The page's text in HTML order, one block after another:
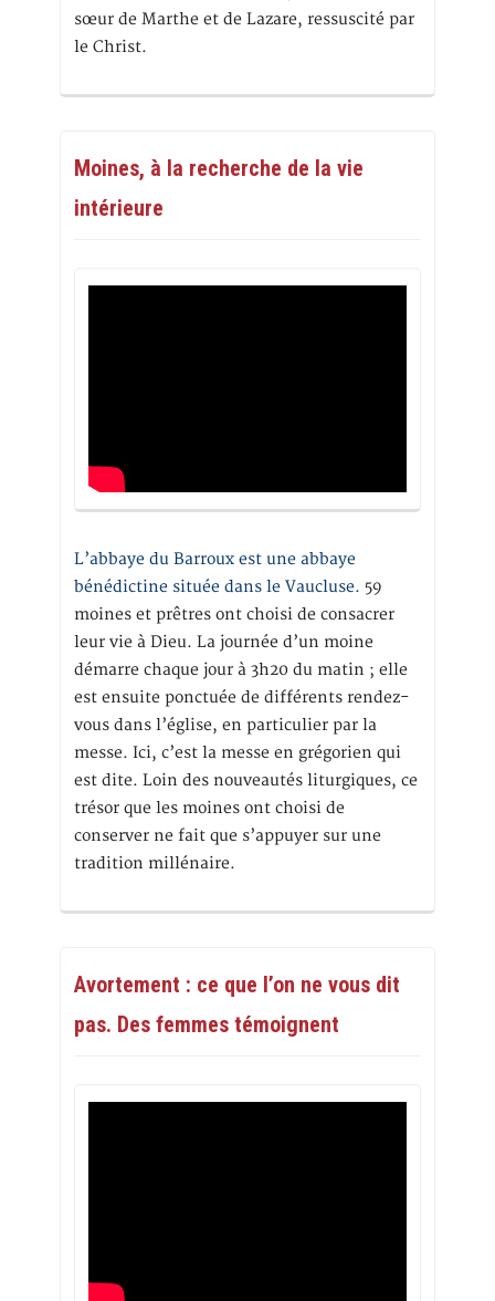
sœur de Marthe et de Lazare, ressuscité par
le Christ.
Moines, à la recherche de la vie
intérieure
L’abbaye du Barroux est une abbaye
bénédictine située dans le Vaucluse. 59
moines et prêtres ont choisi de consacrer
leur vie à Dieu. La journée d’un moine
démarre chaque jour à 3h20 du matin ; elle
est ensuite ponctuée de différents rendez-
vous dans l’église, en particulier par la
messe. Ici, c’est la messe en grégorien qui
est dite. Loin des nouveautés liturgiques, ce
trésor que les moines ont choisi de
conserver ne fait que s’appuyer sur une
tradition millénaire.
Avortement : ce que l’on ne vous dit
pas. Des femmes témoignent